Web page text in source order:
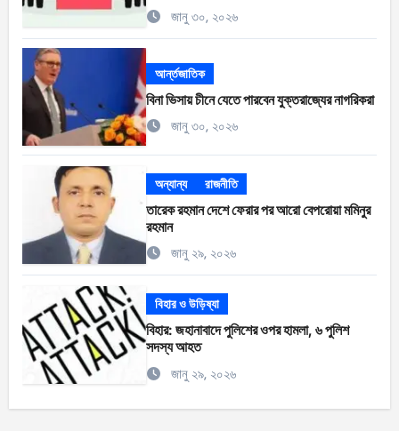
জানু ৩০, ২০২৬
আর্ন্তজাতিক
বিনা ভিসায় চীনে যেতে পারবেন যুক্তরাজ্যের নাগরিকরা
জানু ৩০, ২০২৬
অন্যান্য রাজনীতি
তারেক রহমান দেশে ফেরার পর আরো বেপরোয়া মমিনুর
রহমান
জানু ২৯, ২০২৬
বিহার ও উড়িষ্যা
বিহার: জহানাবাদে পুলিশের ওপর হামলা, ৬ পুলিশ
সদস্য আহত
জানু ২৯, ২০২৬